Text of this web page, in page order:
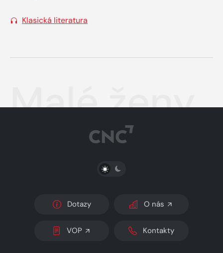
Klasická literatura
Malé ženy
PŘEPNOUT SVĚTLÝ/TMAVÝ REŽIM
Dotazy O nás
VOP Kontakty